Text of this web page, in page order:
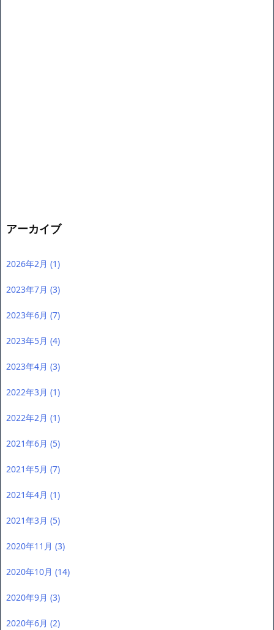
アーカイブ
2026年2月 (1)
2023年7月 (3)
2023年6月 (7)
2023年5月 (4)
2023年4月 (3)
2022年3月 (1)
2022年2月 (1)
2021年6月 (5)
2021年5月 (7)
2021年4月 (1)
2021年3月 (5)
2020年11月 (3)
2020年10月 (14)
2020年9月 (3)
2020年6月 (2)